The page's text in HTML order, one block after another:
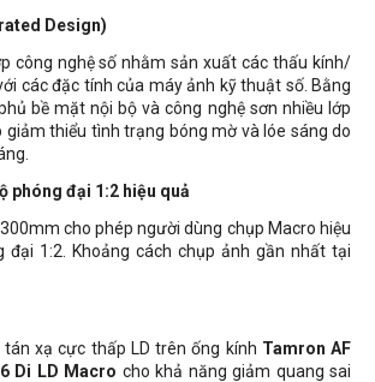
Design)
công nghệ số nhằm sản xuất các thấu kính/
các đặc tính của máy ảnh kỹ thuật số. Bằng
bề mặt nội bộ và công nghệ sơn nhiều lớp
giảm thiểu tình trạng bóng mờ và lóe sáng do
phóng đại 1:2 hiệu quả
cho phép người dùng chụp Macro hiệu
đại 1:2. Khoảng cách chụp ảnh gần nhất tại
xạ cực thấp LD trên ống kính Tamron AF
Di LD Macro cho khả năng giảm quang sai